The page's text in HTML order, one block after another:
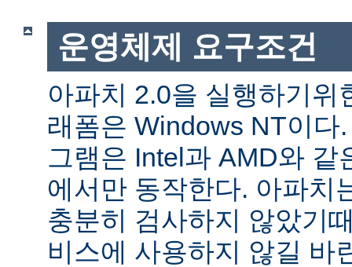
운영체제 요구조건
아파치 2.0을 실행하기위
래폼은 Windows NT이다
그램은 Intel과 AMD와 같
에서만 동작한다. 아파치
충분히 검사하지 않았기
비스에 사용하지 않길 바